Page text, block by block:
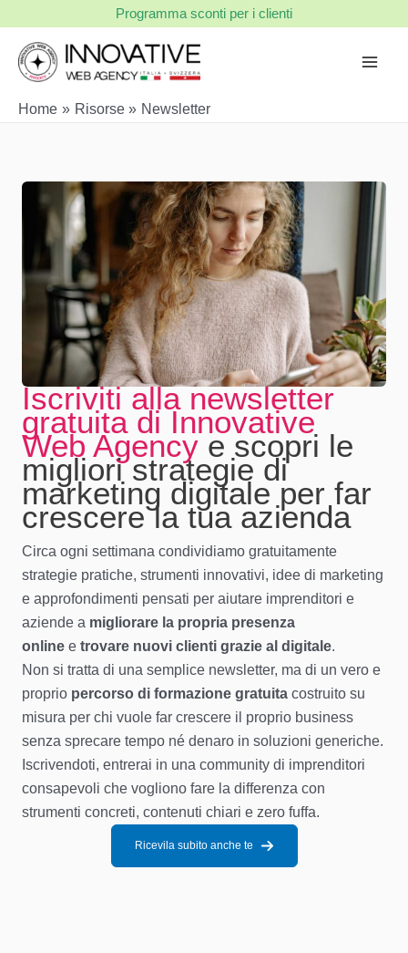
contenuto
Programma sconti per i clienti
Home Risorse Newsletter
Iscriviti alla newsletter
gratuita di Innovative
Web Agencye scopri le
migliori strategie di
marketing digitale per far
crescere la tua azienda
Circa ogni settimana condividiamo gratuitamente
strategie pratiche, strumenti innovativi, idee di marketing
e approfondimenti pensati per aiutare imprenditori e
aziende a migliorare la propria presenza
online e trovare nuovi clienti grazie al digitale.
Non si tratta di una semplice newsletter, ma di un vero e
proprio percorso di formazione gratuita costruito su
misura per chi vuole far crescere il proprio business
senza sprecare tempo né denaro in soluzioni generiche.
Iscrivendoti, entrerai in una community di imprenditori
consapevoli che vogliono fare la differenza con
strumenti concreti, contenuti chiari e zero fuffa.
Ricevila subito anche te